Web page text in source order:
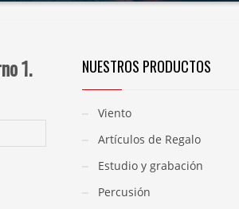
1.
NUESTROS PRODUCTOS
Viento
Artículos de Regalo
Estudio y grabación
Percusión